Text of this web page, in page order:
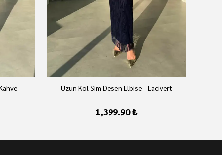
Uzun Kol Sim Desen Elbise - Lacivert
1,399.90 ₺